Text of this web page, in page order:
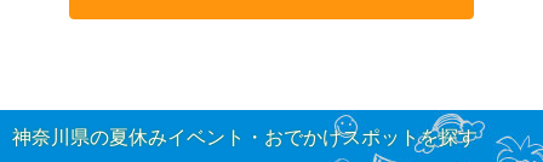
神奈川県の夏休みイベント・おでかけスポットを探す